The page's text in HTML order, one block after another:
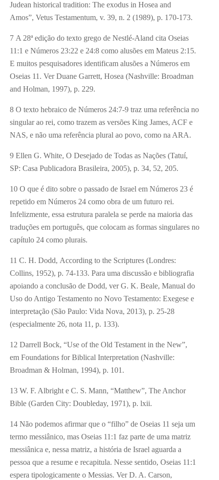
Judean historical tradition: The exodus in Hosea and
Amos”, Vetus Testamentum, v. 39, n. 2 (1989), p. 170-173.
7 A 28ª edição do texto grego de Nestlé-Aland cita Oseias
11:1 e Números 23:22 e 24:8 como alusões em Mateus 2:15.
E muitos pesquisadores identificam alusões a Números em
Oseias 11. Ver Duane Garrett, Hosea (Nashville: Broadman
and Holman, 1997), p. 229.
8 O texto hebraico de Números 24:7-9 traz uma referência no
singular ao rei, como trazem as versões King James, ACF e
NAS, e não uma referência plural ao povo, como na ARA.
9 Ellen G. White, O Desejado de Todas as Nações (Tatuí,
SP: Casa Publicadora Brasileira, 2005), p. 34, 52, 205.
10 O que é dito sobre o passado de Israel em Números 23 é
repetido em Números 24 como obra de um futuro rei.
Infelizmente, essa estrutura paralela se perde na maioria das
traduções em português, que colocam as formas singulares no
capítulo 24 como plurais.
11 C. H. Dodd, According to the Scriptures (Londres:
Collins, 1952), p. 74-133. Para uma discussão e bibliografia
apoiando a conclusão de Dodd, ver G. K. Beale, Manual do
Uso do Antigo Testamento no Novo Testamento: Exegese e
interpretação (São Paulo: Vida Nova, 2013), p. 25-28
(especialmente 26, nota 11, p. 133).
12 Darrell Bock, “Use of the Old Testament in the New”,
em Foundations for Biblical Interpretation (Nashville:
Broadman & Holman, 1994), p. 101.
13 W. F. Albright e C. S. Mann, “Matthew”, The Anchor
Bible (Garden City: Doubleday, 1971), p. lxii.
14 Não podemos afirmar que o “filho” de Oseias 11 seja um
termo messiânico, mas Oseias 11:1 faz parte de uma matriz
messiânica e, nessa matriz, a história de Israel aguarda a
pessoa que a resume e recapitula. Nesse sentido, Oseias 11:1
espera tipologicamente o Messias. Ver D. A. Carson,